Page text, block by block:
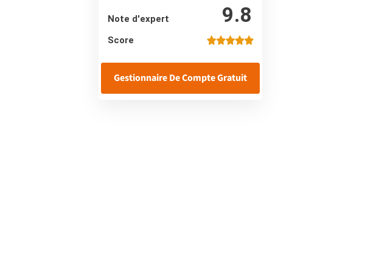
Note d'expert 9.8
Score
Gestionnaire De Compte Gratuit